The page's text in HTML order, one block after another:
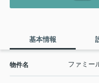
基本情報
物件名 ファミー